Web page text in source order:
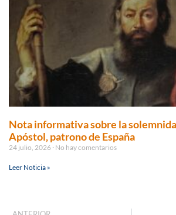
Nota informativa sobre la
Apóstol, patrono de España
24 julio, 2026 No hay comentarios
Leer Noticia »